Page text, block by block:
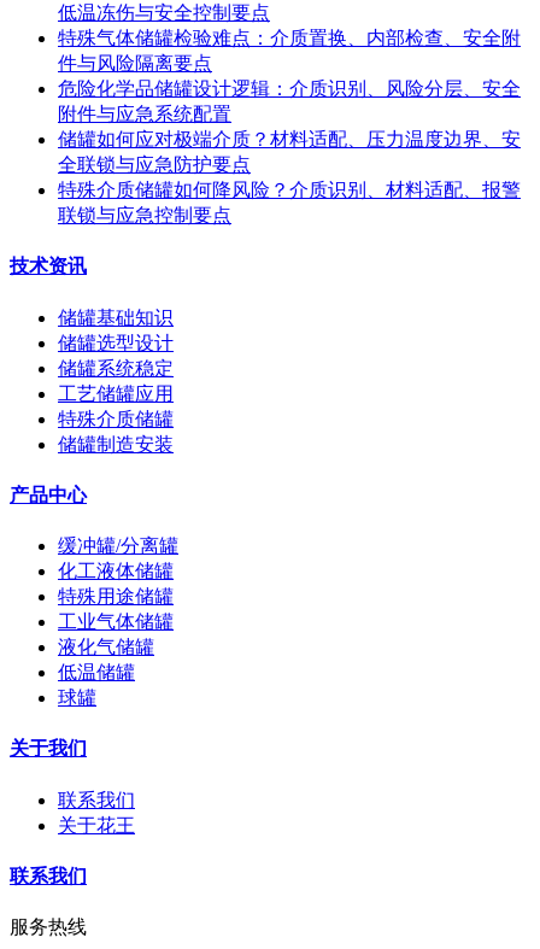
低温冻伤与安全控制要点
特殊气体储罐检验难点：介质置换、内部检查、安全附
件与风险隔离要点
危险化学品储罐设计逻辑：介质识别、风险分层、安全
附件与应急系统配置
储罐如何应对极端介质？材料适配、压力温度边界、安
全联锁与应急防护要点
特殊介质储罐如何降风险？介质识别、材料适配、报警
联锁与应急控制要点
技术资讯
储罐基础知识
储罐选型设计
储罐系统稳定
工艺储罐应用
特殊介质储罐
储罐制造安装
产品中心
缓冲罐/分离罐
化工液体储罐
特殊用途储罐
工业气体储罐
液化气储罐
低温储罐
球罐
关于我们
联系我们
关于花王
联系我们
服务热线